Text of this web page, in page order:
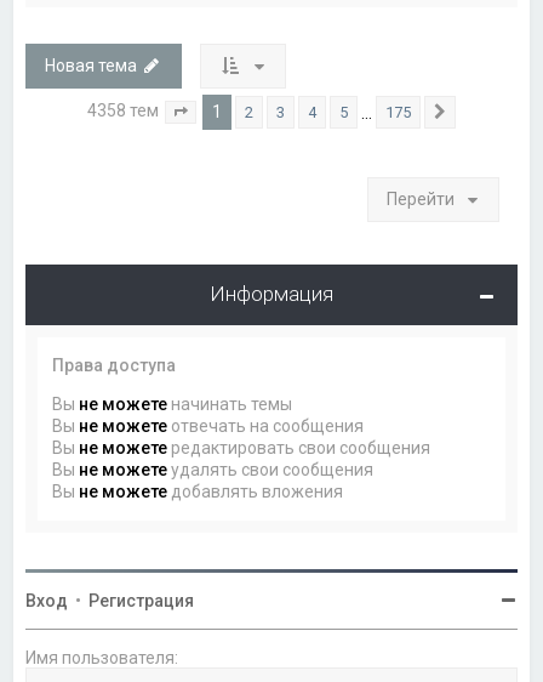
Новая тема
4358 тем Страница из 175
1 2 3 4 5 175
Перейти
Информация
Права доступа
Вы не можете начинать темы
Вы не можете отвечать на сообщения
Вы не можете редактировать свои сообщения
Вы не можетеудалять свои сообщения
Вы не можете добавлять вложения
Вход • Регистрация
Имя пользователя: